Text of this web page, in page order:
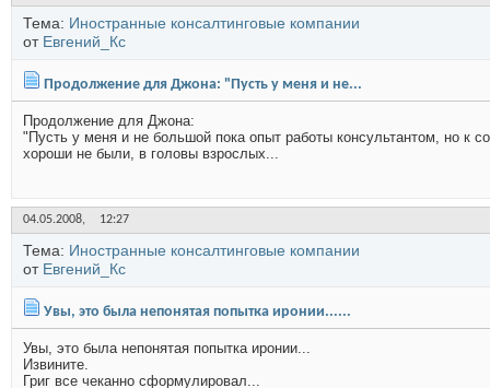
Тема: Иностранные консалтинговые компании
от Евгений_Кс
Продолжение для Джона: "Пусть у меня и не...
Продолжение для Джона:
"Пусть у меня и не большой пока опыт работы консультантом, но к
хороши не были, в головы взрослых...
04.05.2008, 12:27
Тема: Иностранные консалтинговые компании
от Евгений_Кс
Увы, это была непонятая попытка иронии......
Увы, это была непонятая попытка иронии...
Извините.
Григ все чеканно сформулировал...